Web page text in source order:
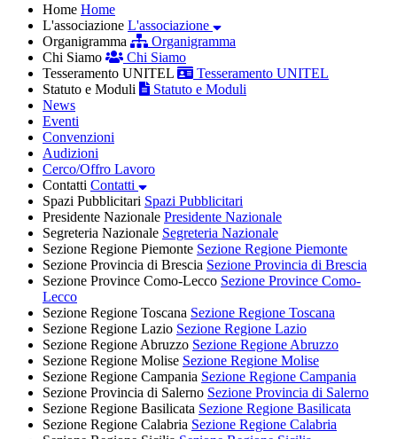
Home Home
L'associazione L'associazione
Organigramma
Organigramma
Chi Siamo
Chi Siamo
Tesseramento UNITEL
Tesseramento UNITEL
Statuto e Moduli
Statuto e Moduli
News
Eventi
Convenzioni
Audizioni
Cerco/Offro Lavoro
Contatti Contatti
Spazi Pubblicitari Spazi Pubblicitari
Presidente Nazionale Presidente Nazionale
Segreteria Nazionale Segreteria Nazionale
Sezione Regione Piemonte Sezione Regione Piemonte
Sezione Provincia di Brescia Sezione Provincia di Brescia
Sezione Province Como-Lecco Sezione Province Como-
Lecco
Sezione Regione Toscana Sezione Regione Toscana
Sezione Regione Lazio Sezione Regione Lazio
Sezione Regione Abruzzo Sezione Regione Abruzzo
Sezione Regione Molise Sezione Regione Molise
Sezione Regione Campania Sezione Regione Campania
Sezione Provincia di Salerno Sezione Provincia di Salerno
Sezione Regione Basilicata Sezione Regione Basilicata
Sezione Regione Calabria Sezione Regione Calabria